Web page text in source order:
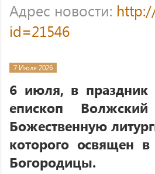
Адрес новости:
id=21546
7 Июля 2026
6 июля, в
епископ
Божественную
которого освящен в
Богородицы.